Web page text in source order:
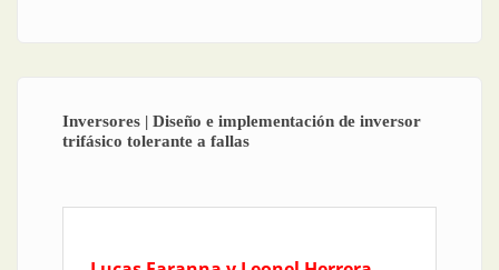
Inversores | Diseño e implementación de inversor
trifásico tolerante a fallas